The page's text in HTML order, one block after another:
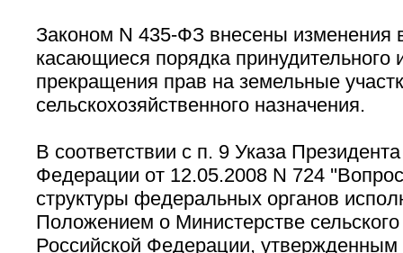
Законом N 435-ФЗ внесены изменения
касающиеся порядка принудительного
прекращения прав на земельные
сельскохозяйственного назначения.
В соответствии с п. 9 Указа
Федерации от 12.05.2008 N 724
структуры федеральных органов
Положением о Министерстве сельского
Российской Федерации,